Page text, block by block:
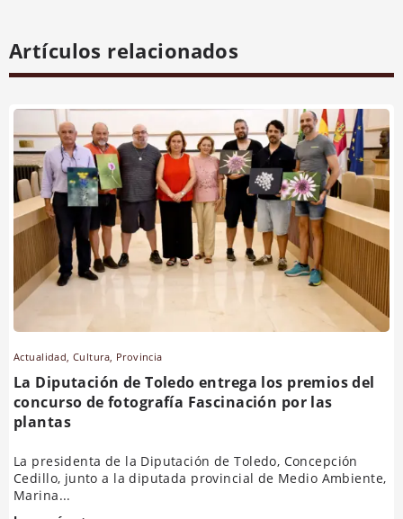
Artículos relacionados
Actualidad,Cultura, Provincia
La Diputación de Toledo entrega los premios del
concurso de fotografía Fascinación por las
plantas
La presidenta de la Diputación de Toledo, Concepción
Cedillo, junto a la diputada provincial de Medio Ambiente,
Marina...